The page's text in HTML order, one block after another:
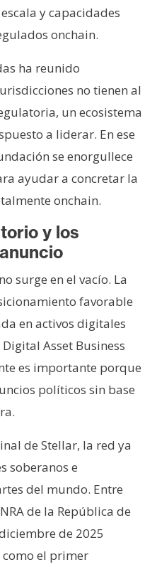
y capacidades
onchain.
ha reunido
no tienen al
un ecosistema
a liderar. En ese
se enorgullece
ayudar a concretar la
onchain.
y los
surge en el vacío. La
favorable
en activos digitales
Asset Business
es importante porque
políticos sin base
de Stellar, la red ya
soberanos e
del mundo. Entre
de la República de
de 2025
el primer